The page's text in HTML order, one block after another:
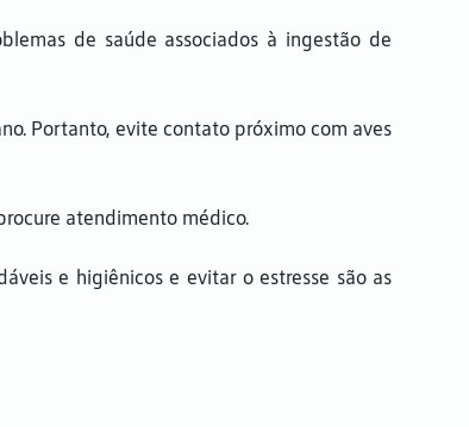
de saúde associados à ingestão de
Portanto, evite contato próximo com aves
atendimento médico.
e higiênicos e evitar o estresse são as